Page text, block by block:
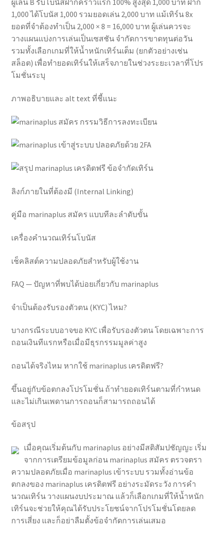
ผู้เล่น B รับโบนัสฝากคราวแรก 100% สูงสุด 1,000 บาท ฝาก
1,000 ได้โบนัส 1,000 รวมยอดเล่น 2,000 บาท แม้เทิร์น 8x
ยอดที่จำต้องทำเป็น 2,000 × 8 = 16,000 บาท ผู้เล่นควรจะ
วางแผนแบ่งการเล่นเป็นเซสชัน จำกัดการขาดทุนต่อวัน
รวมทั้งเลือกเกมที่ให้น้ำหนักเทิร์นเต็ม (ยกตัวอย่างเช่น
สล็อต) เพื่อทำยอดเทิร์นให้เสร็จภายในช่วงระยะเวลาที่โปร
โมชั่นระบุ
ภาพอธิบายและ alt text ที่ชี้แนะ
ลิงก์ภายในที่ต้องมี (Internal Linking)
คู่มือ marinaplus สมัคร แบบทีละลำดับขั้น
เครื่องคำนวณเทิร์นโบนัส
เช็คลิสต์ความปลอดภัยสำหรับผู้ใช้งาน
FAQ — ปัญหาที่พบได้บ่อยเกี่ยวกับ marinaplus
จำเป็นต้องรับรองตัวตน (KYC) ไหม?
บางกรณีระบบอาจขอ KYC เพื่อรับรองตัวตน โดยเฉพาะการ
ถอนเงินทีแรกหรือเมื่อมีธุรกรรมมูลค่าสูง
ถอนได้จริงไหม หากใช้ marinaplus เครดิตฟรี?
ขึ้นอยู่กับข้อตกลงโปรโมชั่น ถ้าทำยอดเทิร์นตามที่กำหนด
และไม่เกินเพดานการถอนก็สามารถถอนได้
ข้อสรุป
เมื่อคุณเริ่มต้นกับ marinaplus อย่างมีสติสัมปชัญญะ เริ่ม
จากการเตรียมข้อมูลก่อน marinaplus สมัคร ตรวจตรา
ความปลอดภัยเมื่อ marinaplus เข้าระบบ รวมทั้งอ่านข้อ
ตกลงของ marinaplus เครดิตฟรี อย่างระมัดระวัง การคำ
นวณเทิร์น วางแผนงบประมาณ แล้วก็เลือกเกมที่ให้น้ำหนัก
เทิร์นจะช่วยให้คุณได้รับประโยชน์จากโปรโมชั่นโดยลด
การเสี่ยง และก็อย่าลืมตั้งข้อจำกัดการเล่นเสมอ